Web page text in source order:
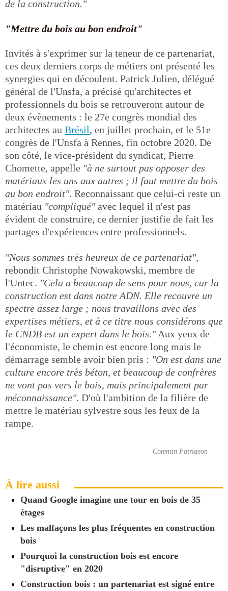
de la construction."
"Mettre du bois au bon endroit"
Invités à s'exprimer sur la teneur de ce partenariat,
ces deux derniers corps de métiers ont présenté les
synergies qui en découlent. Patrick Julien, délégué
général de l'Unsfa, a précisé qu'architectes et
professionnels du bois se retrouveront autour de
deux évènements : le 27e congrès mondial des
architectes au Brésil, en juillet prochain, et le 51e
congrès de l'Unsfa à Rennes, fin octobre 2020. De
son côté, le vice-président du syndicat, Pierre
Chomette, appelle "à ne surtout pas opposer des
matériaux les uns aux autres ; il faut mettre du bois
au bon endroit". Reconnaissant que celui-ci reste un
matériau "compliqué"avec lequel il n'est pas
évident de construire, ce dernier justifie de fait les
partages d'expériences entre professionnels.
"Nous sommes très heureux de ce partenariat",
rebondit Christophe Nowakowski, membre de
l'Untec. "Cela a beaucoup de sens pour nous, car la
construction est dans notre ADN. Elle recouvre un
spectre assez large ; nous travaillons avec des
expertises métiers, et à ce titre nous considérons que
le CNDB est un expert dans le bois."Aux yeux de
l'économiste, le chemin est encore long mais le
démarrage semble avoir bien pris : "On est dans une
culture encore très béton, et beaucoup de confrères
ne vont pas vers le bois, mais principalement par
méconnaissance". D'où l'ambition de la filière de
mettre le matériau sylvestre sous les feux de la
rampe.
Corentin Patrigeon
À lire aussi
Quand Google imagine une tour en bois de 35
étages
Les malfaçons les plus fréquentes en construction
bois
Pourquoi la construction bois est encore
"disruptive" en 2020
Construction bois : un partenariat est signé entre